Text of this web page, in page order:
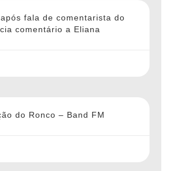
fala de comentarista do
comentário a Eliana
do Ronco – Band FM